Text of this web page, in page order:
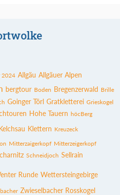
2024 Allgäu Allgäuer Alpen
bergtour Boden Bregenzerwald Brille
Goinger Törl Gratkletterei Grieskogel
Hohe Tauern höcBerg
Klettern Kreuzeck
Mitterzaigerkopf Mitterzeigerkopf
Schneidjoch Sellrain
Runde Wettersteingebirge
Zwieselbacher Rosskogel